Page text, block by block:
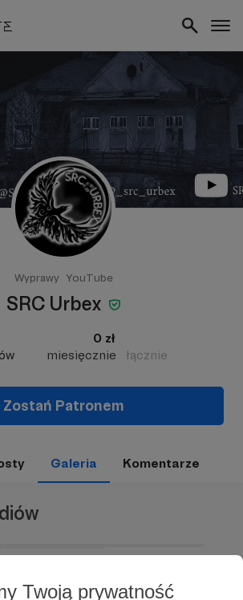
Twoją prywatność
Wyprawy YouTube
SRC Urbex
0 zł
miesięcznie
łącznie
Zostań Patronem
Galeria Komentarze